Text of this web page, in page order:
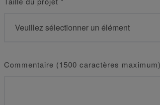
Commentaire (1500 caractères